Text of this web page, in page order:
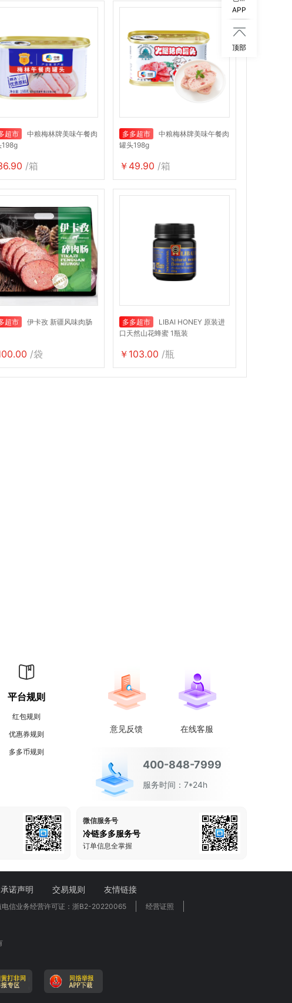
超市
中粮梅林牌美味午餐肉
198g
/箱
多多超市
中粮梅林牌美味午餐肉
罐头198g
￥49.90 /箱
超市 伊卡孜 新疆风味肉肠
/袋
多多超市
LIBAI HONEY 原装进
口天然山花蜂蜜 1瓶装
￥103.00 /瓶
APP

顶部
平台规则
红包规则
优惠券规则
多多币规则
意见反馈 在线客服
400-848-7999
服务时间：7*24h
微信服务号
冷链多多服务号
订单信息全掌握
承诺声明 交易规则 友情链接
电信业务经营许可证：浙B2-20220065 经营证照